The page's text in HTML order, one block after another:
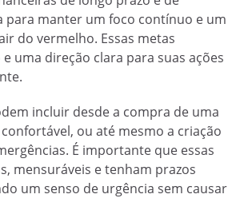
para manter um foco contínuo e um
do vermelho. Essas metas
uma direção clara para suas ações
incluir desde a compra de uma
ou até mesmo a criação
É importante que essas
mensuráveis e tenham prazos
um senso de urgência sem causar